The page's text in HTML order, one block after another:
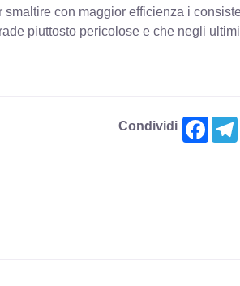
con maggior efficienza i
piuttosto pericolose e che negli
Condividi